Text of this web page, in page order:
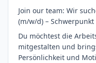
Join our team: Wir
(m/w/d) –
Du möchtest die
mitgestalten und
Persönlichkeit und